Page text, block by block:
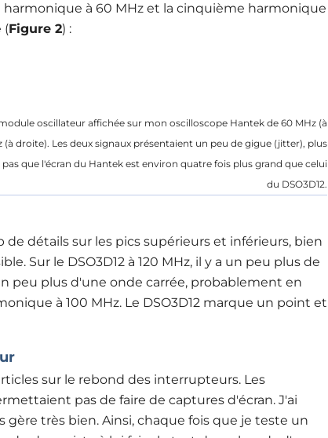
à 60 MHz et la cinquième harmonique
(Figure 2) :
oscillateur affichée sur mon oscilloscope Hantek de 60 MHz (à
(à droite). Les deux signaux présentaient un peu de gigue (jitter), plus
que l'écran du Hantek est environ quatre fois plus grand que celui
du DSO3D12.
détails sur les pics supérieurs et inférieurs, bien
Sur le DSO3D12 à 120 MHz, il y a un peu plus de
peu plus d'une onde carrée, probablement en
à 100 MHz. Le DSO3D12 marque un point et
sur le rebond des interrupteurs. Les
pas de faire de captures d'écran. J'ai
très bien. Ainsi, chaque fois que je teste un